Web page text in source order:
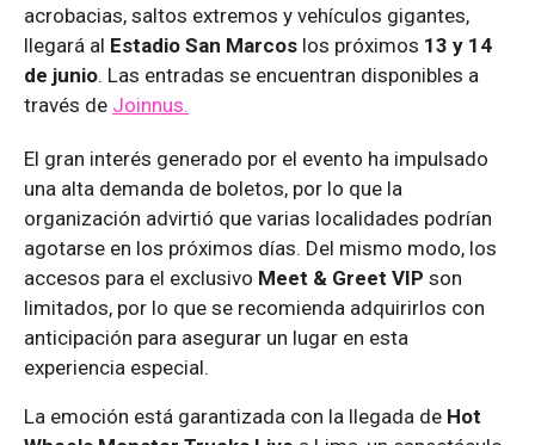
acrobacias, saltos extremos y vehículos gigantes,
llegará al Estadio San Marcos los próximos 13 y 14
de junio. Las entradas se encuentran disponibles a
través de Joinnus.
El gran interés generado por el evento ha impulsado
una alta demanda de boletos, por lo que la
organización advirtió que varias localidades podrían
agotarse en los próximos días. Del mismo modo, los
accesos para el exclusivo Meet & Greet VIP son
limitados, por lo que se recomienda adquirirlos con
anticipación para asegurar un lugar en esta
experiencia especial.
La emoción está garantizada con la llegada de Hot